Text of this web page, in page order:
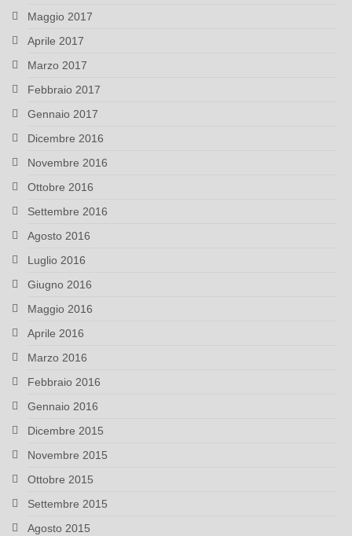
Maggio 2017
Aprile 2017
Marzo 2017
Febbraio 2017
Gennaio 2017
Dicembre 2016
Novembre 2016
Ottobre 2016
Settembre 2016
Agosto 2016
Luglio 2016
Giugno 2016
Maggio 2016
Aprile 2016
Marzo 2016
Febbraio 2016
Gennaio 2016
Dicembre 2015
Novembre 2015
Ottobre 2015
Settembre 2015
Agosto 2015